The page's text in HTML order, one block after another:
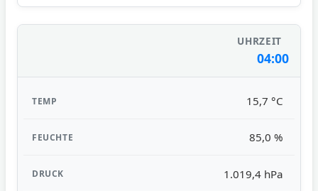
04:00
15,7 °C
85,0 %
1.019,4 hPa